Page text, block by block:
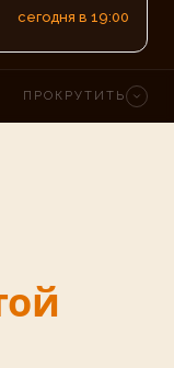
сегодня в 19:00
ПРОКРУТИТЬ